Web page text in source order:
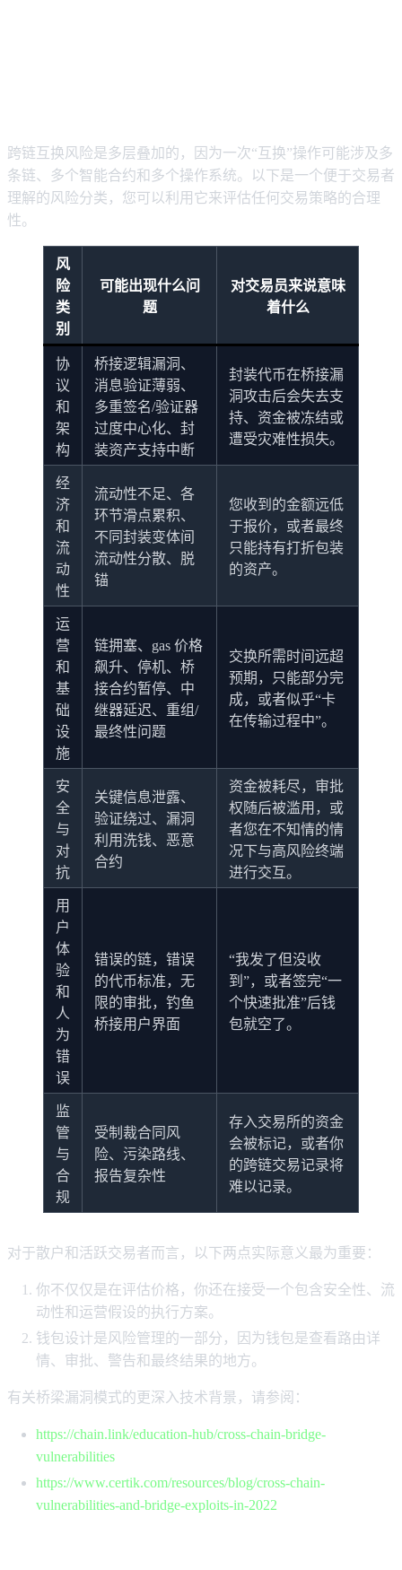
跨链互换风险是多层叠加的，因为一次“互换”操作可能涉及多
条链、多个智能合约和多个操作系统。以下是一个便于交易者
理解的风险分类，您可以利用它来评估任何交易策略的合理
性。
风
险
类
别
可能出现什么问
题
对交易员来说意味
着什么
协
议
和
架
构
桥接逻辑漏洞、
消息验证薄弱、
多重签名/验证器
过度中心化、封
装资产支持中断
封装代币在桥接漏
洞攻击后会失去支
持、资金被冻结或
遭受灾难性损失。
经
济
和
流
动
性
流动性不足、各
环节滑点累积、
不同封装变体间
流动性分散、脱
锚
您收到的金额远低
于报价，或者最终
只能持有打折包装
的资产。
运
营
和
基
础
设
施
链拥塞、gas 价格
飙升、停机、桥
接合约暂停、中
继器延迟、重组/
最终性问题
交换所需时间远超
预期，只能部分完
成，或者似乎“卡
在传输过程中”。
安
全
与
对
抗
关键信息泄露、
验证绕过、漏洞
利用洗钱、恶意
合约
资金被耗尽，审批
权随后被滥用，或
者您在不知情的情
况下与高风险终端
进行交互。
用
户
体
验
和
人
为
错
误
错误的链，错误
的代币标准，无
限的审批，钓鱼
桥接用户界面
“我发了但没收
到”，或者签完“一
个快速批准”后钱
包就空了。
监
管
与
合
规
受制裁合同风
险、污染路线、
报告复杂性
存入交易所的资金
会被标记，或者你
的跨链交易记录将
难以记录。
对于散户和活跃交易者而言，以下两点实际意义最为重要：
你不仅仅是在评估价格，你还在接受一个包含安全性、流
动性和运营假设的执行方案。
钱包设计是风险管理的一部分，因为钱包是查看路由详
情、审批、警告和最终结果的地方。
有关桥梁漏洞模式的更深入技术背景，请参阅：
https://chain.link/education-hub/cross-chain-bridge-
vulnerabilities
https://www.certik.com/resources/blog/cross-chain-
vulnerabilities-and-bridge-exploits-in-2022